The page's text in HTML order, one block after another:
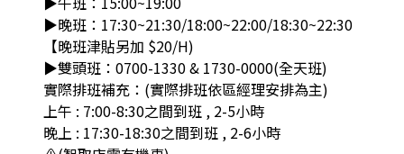
▶晚班：17:30~21:30/18:00~22:00/18:30~22:30
【晚班津貼另加 $20/H)
▶雙頭班：0700-1330 & 1730-0000(全天班)
實際排班補充：(實際排班依區經理安排為主)
上午 : 7:00-8:30之間到班 , 2-5小時
晚上 : 17:30-18:30之間到班 , 2-6小時